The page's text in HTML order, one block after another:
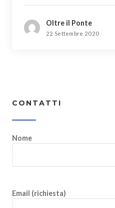
Oltre il Ponte
22 Settembre 2020
CONTATTI
Nome
Email (richiesta)